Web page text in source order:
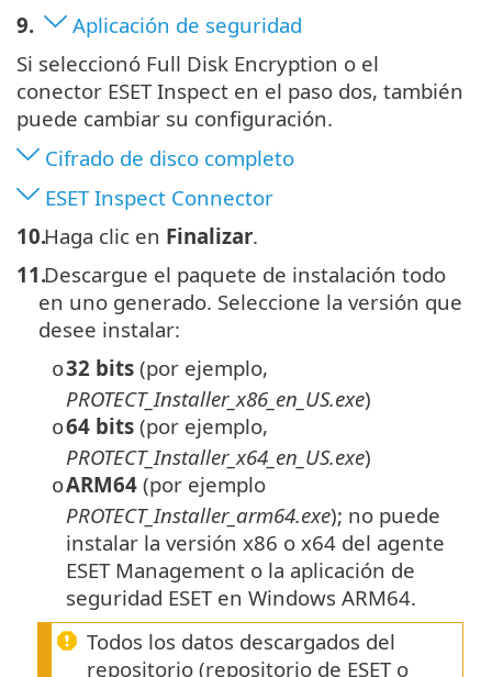
9.
Aplicación de seguridad
Si seleccionó Full Disk Encryption o el
conector ESET Inspect en el paso dos, también
puede cambiar su configuración.
Cifrado de disco completo
ESET Inspect Connector
10.Haga clic en Finalizar.
11.Descargue el paquete de instalación todo
en uno generado. Seleccione la versión que
desee instalar:
o32 bits (por ejemplo,
PROTECT_Installer_x86_en_US.exe)
o64 bits (por ejemplo,
PROTECT_Installer_x64_en_US.exe)
oARM64 (por ejemplo
PROTECT_Installer_arm64.exe); no puede
instalar la versión x86 o x64 del agente
ESET Management o la aplicación de
seguridad ESET en Windows ARM64.
Todos los datos descargados del
repositorio (repositorio de ESET o